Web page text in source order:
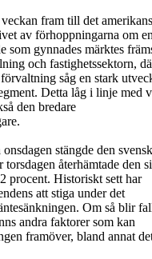
fram till det
av förhoppningarna om
som gynnades märktes
och fastighetssektorn,
såg en stark
Detta låg i linje med
den bredare
onsdagen stängde den
återhämtade den
procent. Historiskt sett har
att stiga under det
Om så blir
andra faktorer som kan
framöver, bland annat